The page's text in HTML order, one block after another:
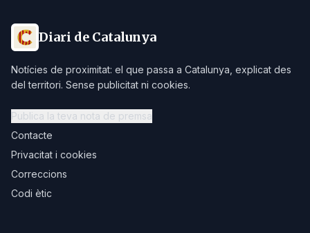
Diari de Catalunya
Notícies de proximitat: el que passa a Catalunya, explicat des
del territori. Sense publicitat ni cookies.
Publica la teva nota de premsa
Contacte
Privacitat i cookies
Correccions
Codi ètic